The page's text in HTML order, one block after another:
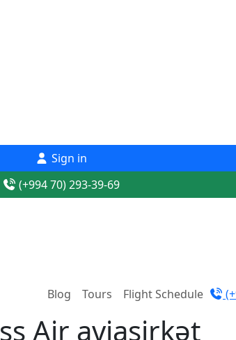
Sign in
(+994 70) 293-39-69
Blog Tours Flight Schedule
Air aviaşirkət